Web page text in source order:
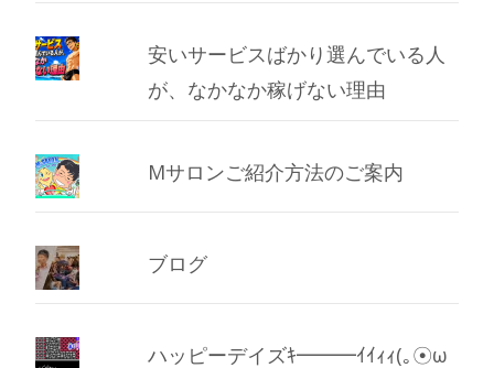
安いサービスばかり選んでいる人
が、なかなか稼げない理由
Mサロンご紹介方法のご案内
ブログ
ハッピーデイズｷ━━━ｲｲｨｨ(｡☉ω